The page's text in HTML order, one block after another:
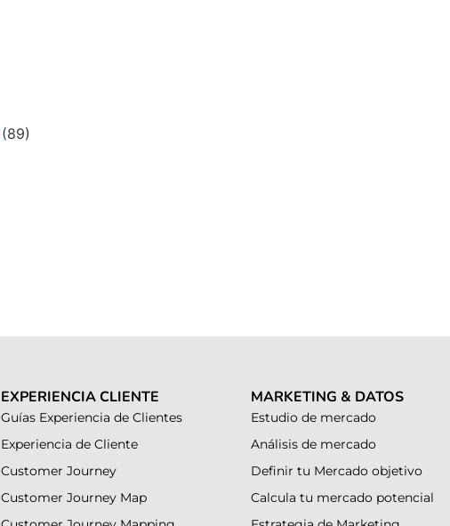
(89)
EXPERIENCIA CLIENTE
Guías Experiencia de Clientes
Experiencia de Cliente
Customer Journey
Customer Journey Map
MARKETING & DATOS
Estudio de mercado
Análisis de mercado
Definir tu Mercado objetivo
Calcula tu mercado potencial